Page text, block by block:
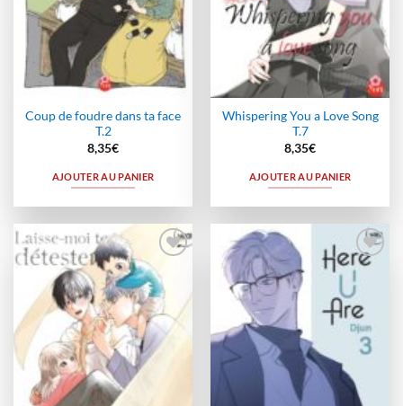
Coup de foudre dans ta face
T.2
8,35€
AJOUTER AU PANIER
Whispering You a Love Song
T.7
8,35€
AJOUTER AU PANIER
Ajouter
à la
wishlist
Ajouter
à la
wishlist